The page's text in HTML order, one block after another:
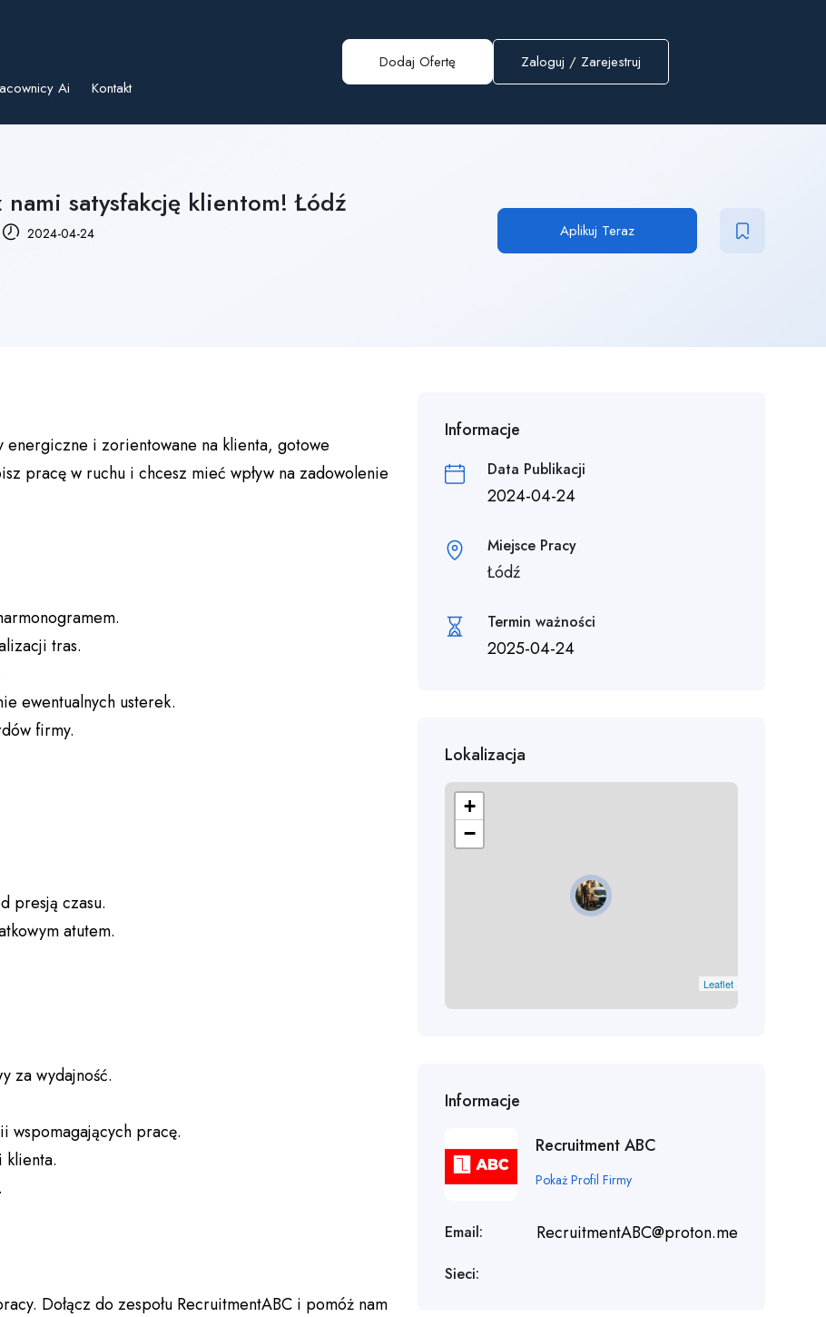
Ai Kontakt
Dodaj Ofertę Zaloguj / Zarejestruj
satysfakcję klientom! Łódź
2024-04-24 Aplikuj Teraz
energiczne i zorientowane na klienta, gotowe
pracę w ruchu i chcesz mieć wpływ na zadowolenie
tras.
ewentualnych usterek.
firmy.
presją czasu.
atutem.
za wydajność.
wspomagających pracę.
klienta.
Dołącz do zespołu RecruitmentABC i pomóż nam
Informacje
Data Publikacji
2024-04-24
Miejsce Pracy
Łódź
Termin ważności
2025-04-24
Lokalizacja
+
−
Leaflet
Informacje
Recruitment ABC
Pokaż Profil Firmy
Email: RecruitmentABC@proton.me
Sieci: